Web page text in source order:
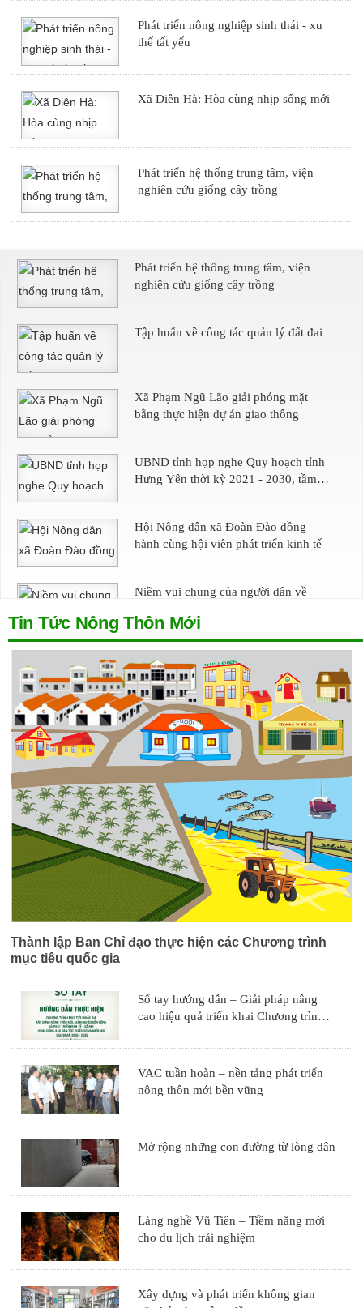
Phát triển nông nghiệp sinh thái - xu
thế tất yếu
Xã Diên Hà: Hòa cùng nhịp sống mới
Phát triển hệ thống trung tâm, viện
nghiên cứu giống cây trồng
Phát triển hệ thống trung tâm, viện
nghiên cứu giống cây trồng
Tập huấn về công tác quản lý đất đai
Xã Phạm Ngũ Lão giải phóng mặt
bằng thực hiện dự án giao thông
UBND tỉnh họp nghe Quy hoạch tỉnh
Hưng Yên thời kỳ 2021 - 2030, tầm
Hội Nông dân xã Đoàn Đào đồng
hành cùng hội viên phát triển kinh tế
Niềm vui chung của người dân về
Đẩy nhanh tiến độ thi công các công
trình đê điều, thủy lợi
Không gian xanh trong phát triển đô
thị
Gìn giữ nghề truyền thống làm mành
thôn Đa Quang
Tiết kiệm năng lượng, giảm thiểu ô
nhiễm môi trường trong chăn nuôi
Tin Tức Nông Thôn Mới
Thành lập Ban Chỉ đạo thực hiện các Chương trình
mục tiêu quốc gia
Sổ tay hướng dẫn – Giải pháp nâng
cao hiệu quả triển khai Chương trình
VAC tuần hoàn – nền tảng phát triển
nông thôn mới bền vững
Mở rộng những con đường từ lòng dân
Làng nghề Vũ Tiên – Tiềm năng mới
cho du lịch trải nghiệm
Xây dựng và phát triển không gian